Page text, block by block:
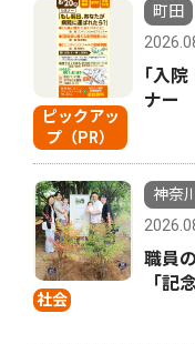
ピックアッ
プ（PR）
町田
｢入院
ナー
社会
神奈
職員
「記